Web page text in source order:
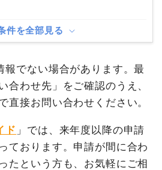
件を全部見る
報でない場合があります。最
合わせ先」をご確認のうえ、
直接お問い合わせください。
ド 」では、来年度以降の申請
ております。申請が間に合わ
たという方も、お気軽にご相